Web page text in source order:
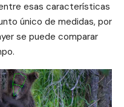
esas características
único de medidas, por
se puede comparar